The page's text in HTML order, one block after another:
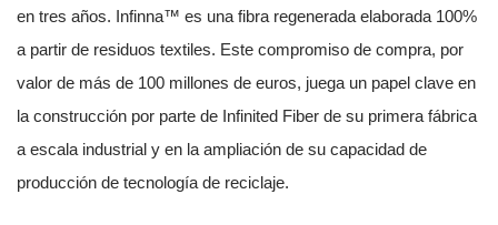
en tres años. Infinna™ es una fibra regenerada elaborada 100%
a partir de residuos textiles. Este compromiso de compra, por
valor de más de 100 millones de euros, juega un papel clave en
la construcción por parte de Infinited Fiber de su primera fábrica
a escala industrial y en la ampliación de su capacidad de
producción de tecnología de reciclaje.